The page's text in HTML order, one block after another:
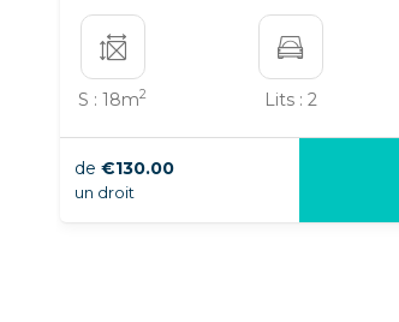
S : 18m2 Lits : 2
de €130.00
un droit